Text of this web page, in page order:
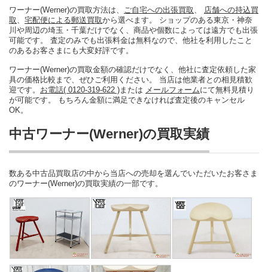
ワーナー(Werner)の買取方法は、 ご自宅への出張買取
店舗への持込買
取
宅配便による郵送買取から選べます。 ショップのある東京・神奈
川や周辺の埼玉・千葉だけでなく、商品や個数によっては遠方でも出張
可能です。 査定のみでも出張料金は無料なので、他社を利用したこと
のあるお客さまにも大変好評です。
ワーナー(Werner)の買取金額の確認だけでなく、他社に査定依頼した家
具の価格比較まで、ぜひご利用ください。 当店は他業者との相見積歓
迎です。 お電話( 0120-319-622 ) または メールフォームにて無料見積り
が可能です。 もちろん金額に満足できなければ査定後のキャンセル
OK。
中古ワーナー(Werner)の買取実績
数ある中古品買取店の中から当店への売却を選んでいただいたお客さま
のワーナー(Werner)の買取実績の一部です。